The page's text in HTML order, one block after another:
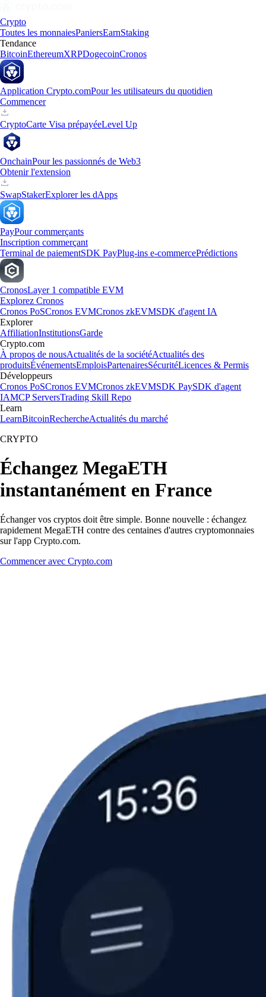
Crypto
Toutes les monnaiesPaniersEarnStaking
Tendance
BitcoinEthereumXRPDogecoinCronos
Application Crypto.comPour les utilisateurs du quotidien
Commencer
CryptoCarte Visa prépayéeLevel Up
OnchainPour les passionnés de Web3
Obtenir l'extension
SwapStakerExplorer les dApps
PayPour commerçants
Inscription commerçant
Terminal de paiementSDK PayPlug-ins e-commercePrédictions
CronosLayer 1 compatible EVM
Explorez Cronos
Cronos PoSCronos EVMCronos zkEVMSDK d'agent IA
Explorer
AffiliationInstitutionsGarde
Crypto.com
À propos de nousActualités de la sociétéActualités des
produitsÉvénementsEmploisPartenairesSécuritéLicences & Permis
Développeurs
Cronos PoSCronos EVMCronos zkEVMSDK PaySDK d'agent
IAMCP ServersTrading Skill Repo
Learn
LearnBitcoinRechercheActualités du marché
CRYPTO
Échangez MegaETH
instantanément en France
Échanger vos cryptos doit être simple. Bonne nouvelle : échangez
rapidement MegaETH contre des centaines d'autres cryptomonnaies
sur l'app Crypto.com.
Commencer avec Crypto.com